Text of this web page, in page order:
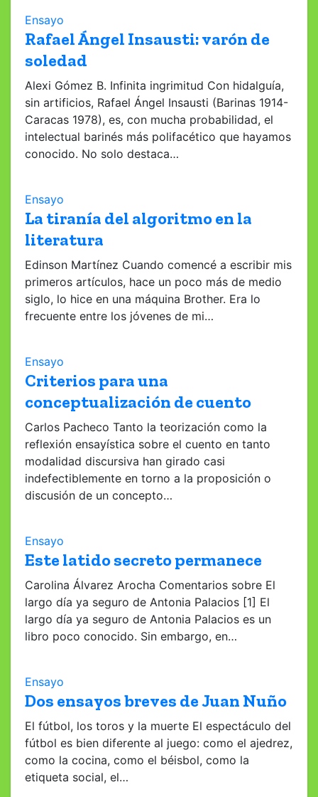
Ensayo
Rafael Ángel Insausti: varón de
soledad
Alexi Gómez B. Infinita ingrimitud Con hidalguía,
sin artificios, Rafael Ángel Insausti (Barinas 1914-
Caracas 1978), es, con mucha probabilidad, el
intelectual barinés más polifacético que hayamos
conocido. No solo destaca…
Ensayo
La tiranía del algoritmo en la
literatura
Edinson Martínez Cuando comencé a escribir mis
primeros artículos, hace un poco más de medio
siglo, lo hice en una máquina Brother. Era lo
frecuente entre los jóvenes de mi…
Ensayo
Criterios para una
conceptualización de cuento
Carlos Pacheco Tanto la teorización como la
reflexión ensayística sobre el cuento en tanto
modalidad discursiva han girado casi
indefectiblemente en torno a la proposición o
discusión de un concepto…
Ensayo
Este latido secreto permanece
Carolina Álvarez Arocha Comentarios sobre El
largo día ya seguro de Antonia Palacios [1] El
largo día ya seguro de Antonia Palacios es un
libro poco conocido. Sin embargo, en…
Ensayo
Dos ensayos breves de Juan Nuño
El fútbol, los toros y la muerte El espectáculo del
fútbol es bien diferente al juego: como el ajedrez,
como la cocina, como el béisbol, como la
etiqueta social, el…